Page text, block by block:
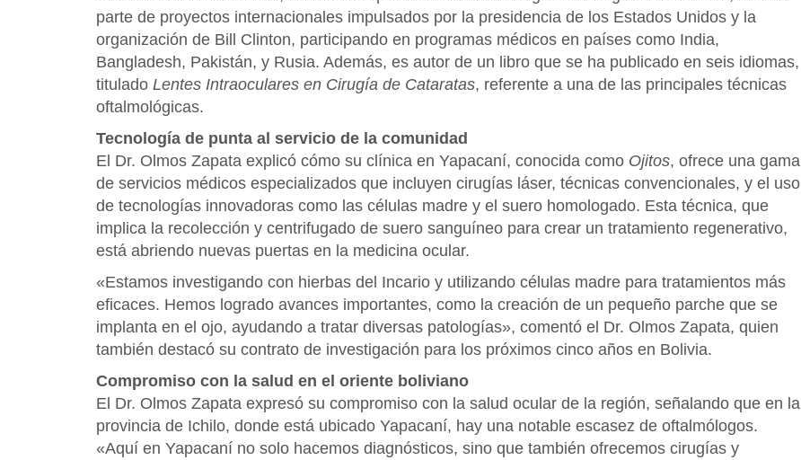
parte de proyectos internacionales impulsados por la presidencia de los Estados Unidos y la
organización de Bill Clinton, participando en programas médicos en países como India,
Bangladesh, Pakistán, y Rusia. Además, es autor de un libro que se ha publicado en seis idiomas,
titulado Lentes Intraoculares en Cirugía de Cataratas, referente a una de las principales técnicas
oftalmológicas.
Tecnología de punta al servicio de la comunidad
El Dr. Olmos Zapata explicó cómo su clínica en Yapacaní, conocida como Ojitos, ofrece una gama
de servicios médicos especializados que incluyen cirugías láser, técnicas convencionales, y el uso
de tecnologías innovadoras como las células madre y el suero homologado. Esta técnica, que
implica la recolección y centrifugado de suero sanguíneo para crear un tratamiento regenerativo,
está abriendo nuevas puertas en la medicina ocular.
«Estamos investigando con hierbas del Incario y utilizando células madre para tratamientos más
eficaces. Hemos logrado avances importantes, como la creación de un pequeño parche que se
implanta en el ojo, ayudando a tratar diversas patologías», comentó el Dr. Olmos Zapata, quien
también destacó su contrato de investigación para los próximos cinco años en Bolivia.
Compromiso con la salud en el oriente boliviano
El Dr. Olmos Zapata expresó su compromiso con la salud ocular de la región, señalando que en la
provincia de Ichilo, donde está ubicado Yapacaní, hay una notable escasez de oftalmólogos.
«Aquí en Yapacaní no solo hacemos diagnósticos, sino que también ofrecemos cirugías y